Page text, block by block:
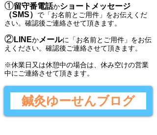
①留守番電話かショートメッセージ
（SMS） で 「お名前とご用件 」 をお伝えくだ
さい。 確認後ご連絡させて頂きます。
②LINEかメールに 「お名前とご用件 」 をお伝
えください。 確認後ご連絡させて頂きます。
​※休業日又は休憩中の場合は、休み空けの営業
中にご連絡させて頂きます。
鍼灸ゆーせんブログ